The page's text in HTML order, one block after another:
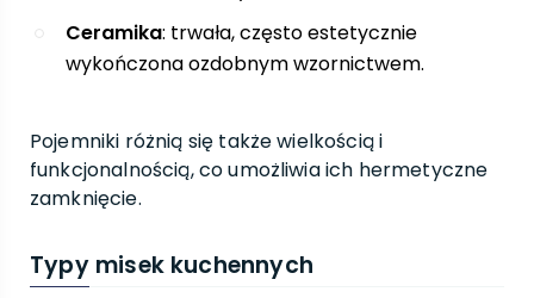
Ceramika: trwała, często estetycznie
wykończona ozdobnym wzornictwem.
Pojemniki różnią się także wielkością i
funkcjonalnością, co umożliwia ich hermetyczne
zamknięcie.
Typy misek kuchennych